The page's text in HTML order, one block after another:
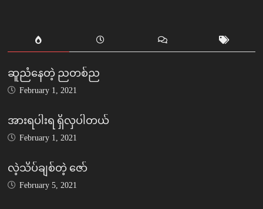
ဆူညံနေတဲ့ ညတစ်ည
February 1, 2021
အားရပါးရ ရှိလှပါတယ်
February 1, 2021
လဲ့သိပ်ချစ်တဲ့ ဇော်
February 5, 2021